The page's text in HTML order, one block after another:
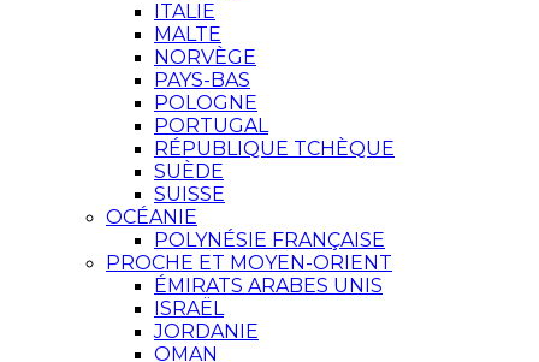
ITALIE
MALTE
NORVÈGE
PAYS-BAS
POLOGNE
PORTUGAL
RÉPUBLIQUE TCHÈQUE
SUÈDE
SUISSE
OCÉANIE
POLYNÉSIE FRANÇAISE
PROCHE ET MOYEN-ORIENT
ÉMIRATS ARABES UNIS
ISRAËL
JORDANIE
OMAN